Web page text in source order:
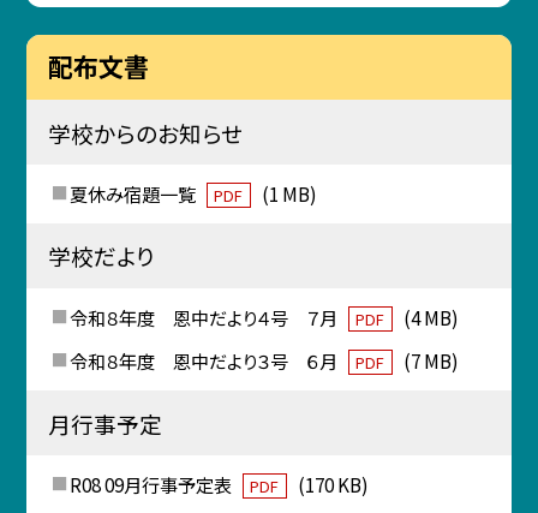
配布文書
学校からのお知らせ
夏休み宿題一覧 PDF (1 MB)
学校だより
令和８年度 恩中だより４号 ７月 PDF
(4 MB)
令和８年度 恩中だより３号 ６月
PDF (7 MB)
月行事予定
R08 09月行事予定表 PDF
(170 KB)